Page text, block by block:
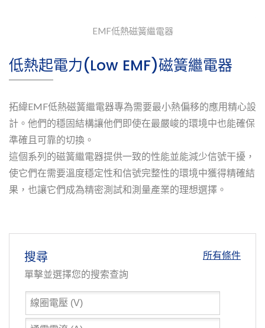
EMF低熱磁簧繼電器
低熱起電力(Low EMF)磁簧繼電器
拓緯EMF低熱磁簧繼電器專為需要最小熱偏移的應用精心設
計。他們的穩固結構讓他們即使在最嚴峻的環境中也能確保
準確且可靠的切換。
這個系列的磁簧繼電器提供一致的性能並能減少信號干擾，
使它們在需要溫度穩定性和信號完整性的環境中獲得精確結
果，也讓它們成為精密測試和測量產業的理想選擇。
所有條件
搜尋
單擊並選擇您的搜索查詢